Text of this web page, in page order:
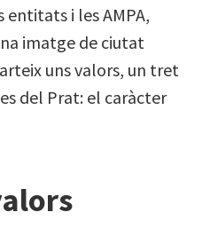
entitats i les AMPA,
imatge de ciutat
uns valors, un tret
del Prat: el caràcter